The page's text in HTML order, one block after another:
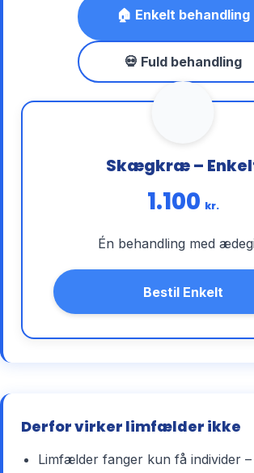
🏠 Enkelt behandling
💀 Fuld behandling
Skægkræ –
1.100 kr.
Én behandling med
Bestil Enkelt
Derfor virker limfælder ikke
Limfælder fanger kun få individer